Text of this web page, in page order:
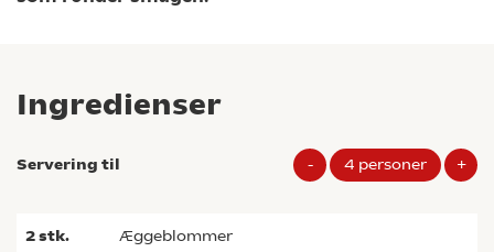
Ingredienser
Servering til - 4 personer +
2stk. æggeblommer